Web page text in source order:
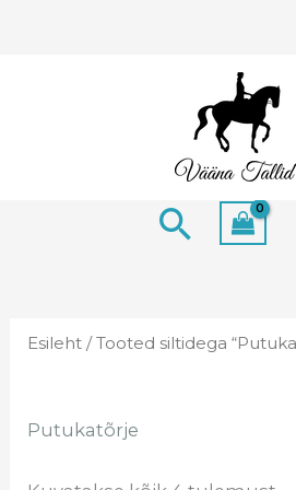
Esileht / Tooted siltidega
Putukatõrje